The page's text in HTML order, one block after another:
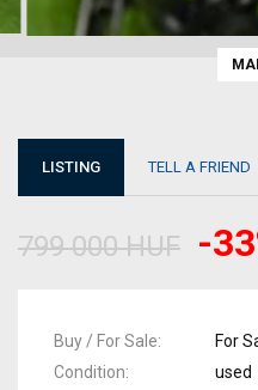
LISTING TELL A FRIEND
799 000 HUF -
Buy / For Sale
For
Condition
used